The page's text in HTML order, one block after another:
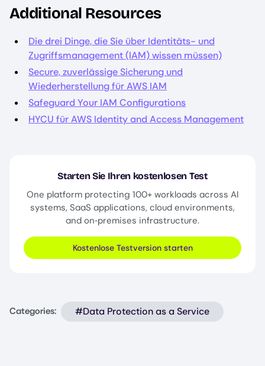
Additional Resources
Die drei Dinge, die Sie über Identitäts- und
Zugriffsmanagement (IAM) wissen müssen)
Secure, zuverlässige Sicherung und
Wiederherstellung für AWS IAM
Safeguard Your IAM Configurations
HYCU für AWS Identity and Access Management
Starten Sie Ihren kostenlosen Test
One platform protecting 100+ workloads across AI
systems, SaaS applications, cloud environments,
and on‑premises infrastructure.
Kostenlose Testversion starten
Categories: #Data Protection as a Service